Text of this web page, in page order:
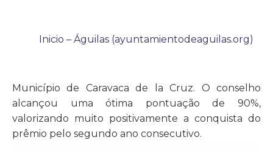
Inicio – Águilas (ayuntamientodeaguilas.org)
Município de Caravaca de la Cruz. O conselho
alcançou uma ótima pontuação de 90%,
valorizando muito positivamente a conquista do
prêmio pelo segundo ano consecutivo.